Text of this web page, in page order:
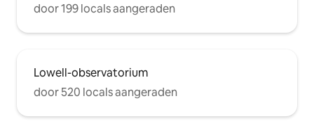
door 199 locals aangeraden
Lowell-observatorium
door 520 locals aangeraden